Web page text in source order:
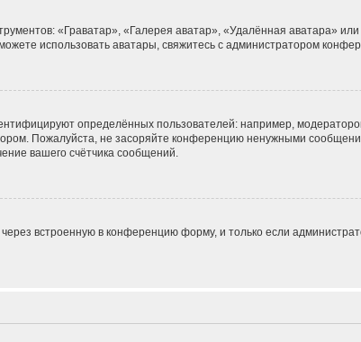
«Граватар», «Галерея аватар», «Удалённая аватара»
использовать аватары, свяжитесь с администратором
определённых пользователей: например,
Пожалуйста, не засоряйте конференцию ненужными
вашего счётчика сообщений.
встроенную в конференцию форму, и только если